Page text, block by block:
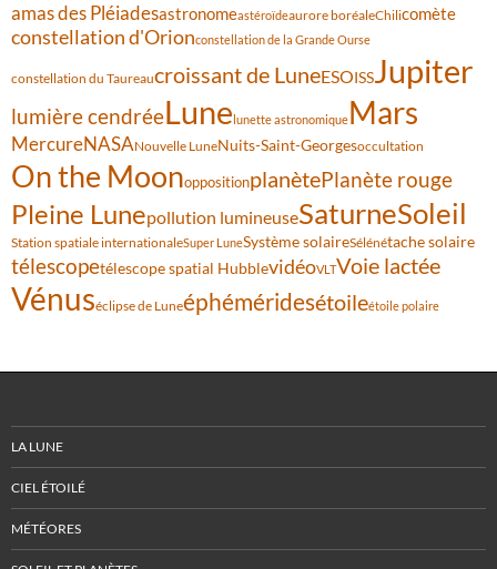
amas des Pléiadesastronomeastéroïdeaurore boréaleChilicomète
constellation d'Orionconstellation de la Grande Ourse
constellation du Taureaucroissant de LuneESOISSJupiter
lumière cendréeLune lunette astronomiqueMars
MercureNASANouvelle LuneNuits-Saint-Georgesoccultation
On the MoonoppositionplanètePlanète rouge
Pleine Lunepollution lumineuseSaturneSoleil
Station spatiale internationaleSuper LuneSystème solaireSélénétache solaire
télescopetélescope spatial HubblevidéoVLTVoie lactée
Vénuséclipse de Luneéphéméridesétoileétoile polaire
LA LUNE
CIEL ÉTOILÉ
MÉTÉORES